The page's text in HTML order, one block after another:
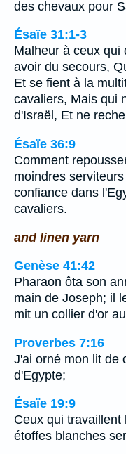
des chevaux pour
Ésaïe 31:1-3
Malheur à ceux qui
avoir du secours,
Et se fient à la
cavaliers, Mais qui
d'Israël, Et ne
Ésaïe 36:9
Comment
moindres
confiance dans
cavaliers.
and linen yarn
Genèse 41:42
Pharaon ôta son
main de Joseph; il
mit un collier d'or
Proverbes 7:16
J'ai orné mon lit de
d'Egypte;
Ésaïe 19:9
Ceux qui
étoffes blanches